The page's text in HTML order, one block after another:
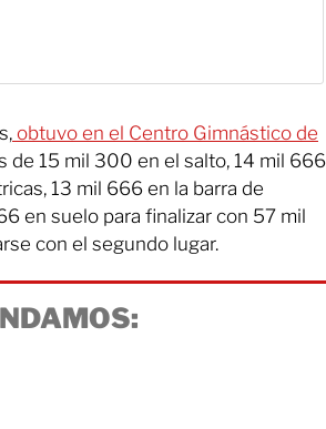
obtuvo en el Centro Gimnástico de
de 15 mil 300 en el salto, 14 mil 666
13 mil 666 en la barra de
en suelo para finalizar con 57 mil
con el segundo lugar.